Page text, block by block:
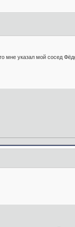
мне указал мой сосед